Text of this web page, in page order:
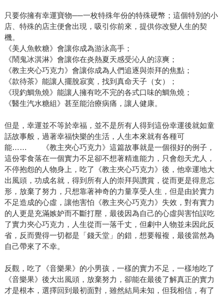
只要你擁有幸運寶物──一枚特殊年份的特殊硬幣；這個特別的小
店、特殊的店主便會出現，吸引你前來，提供你改變人生的契
機。
《美人魚軟糖》會讓你成為游泳高手；
《鬧鬼冰淇淋》會讓你在炎熱夏天感受沁人的涼爽；
《教主夾心巧克力》會讓你成為人們追逐與崇拜的焦點；
《款待茶》能讓人擺脫寂寞，找到真命天子（女）；
《現釣鯛魚燒》能讓人擁有吃不完的各式口味的鯛魚燒；
《醫生汽水糖組》甚至能治療病痛，讓人健康。
但是，幸運並不等於幸福，並不是所有人得到這份幸運後就如童
話故事般，過著幸福快樂的生活，人生本來就有各種可
能…… 《教主夾心巧克力》這篇故事就是一個很好的例子，
這份零食落在一個實力不足卻不想著精進能力，只會怨天尤人，
不停抱怨的人物身上，吃了《教主夾心巧克力》後，他幸運地大
出風頭，功成名就，得到所有人的崇拜與讚賞，從而更是得意忘
形，放棄了努力，只想靠著神奇的力量享受人生，但是由於實力
不足造成的心虛，讓他害怕《教主夾心巧克力》失效，對有實力
的人更是充滿嫉妒而不斷打壓，最後因為自己的心虛與害怕誤吃
了實力夾心巧克力，人生從而一落千丈，但劇中人物並未因此反
省，反而覺得一切都是「錢天堂」的錯，想要報複，最後當然為
自己帶來了不幸。
反觀，吃了《音樂果》的小男孩，一樣的實力不足，一樣地吃了
《音樂果》後大出風頭，放棄努力，卻能在最後了解真正的實力
才是根本，選擇回到最初面對，雖然結局未知，但我相信，有了